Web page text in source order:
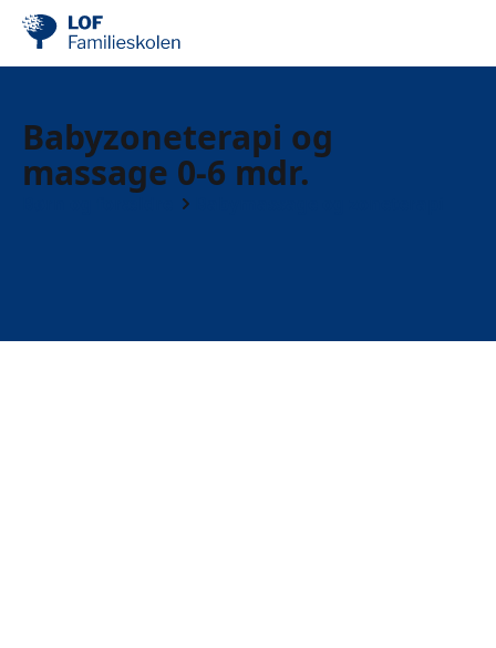
Babyzoneterapi og
massage 0-6 mdr.